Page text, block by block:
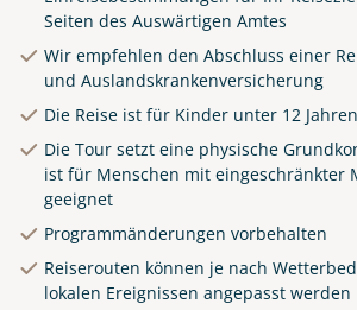
Seiten des Auswärtigen Amtes
Wir empfehlen den Abschluss einer
und Auslandskrankenversicherung
Die Reise ist für Kinder unter 12
Die Tour setzt eine physische
ist für Menschen mit eingeschränkter
geeignet
Programmänderungen vorbehalten
Reiserouten können je nach
lokalen Ereignissen angepasst werden